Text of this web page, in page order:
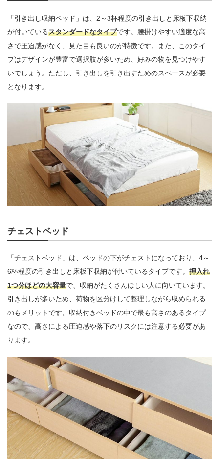
「引き出し収納ベッド」は、2～3杯程度の引き出しと床板下収納
が付いているスタンダードなタイプです。腰掛けやすい適度な高
さで圧迫感がなく、見た目も良いのが特徴です。また、このタイ
プはデザインが豊富で選択肢が多いため、好みの物を見つけやす
いでしょう。ただし、引き出しを引き出すためのスペースが必要
となります。
チェストベッド
「チェストベッド」は、ベッドの下がチェストになっており、4～
6杯程度の引き出しと床板下収納が付いているタイプです。 押入れ
1つ分ほどの大容量で、収納がたくさんほしい人に向いています。
引き出しが多いため、荷物を区分けして整理しながら収められる
のもメリットです。収納付きベッドの中で最も高さのあるタイプ
なので、高さによる圧迫感や落下のリスクには注意する必要があ
ります。